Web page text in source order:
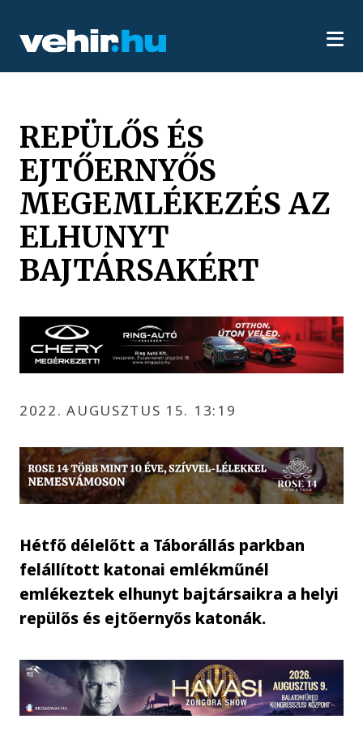
REPÜLŐS ÉS
EJTŐERNYŐS
MEGEMLÉKEZÉS AZ
ELHUNYT
BAJTÁRSAKÉRT
2022. AUGUSZTUS 15. 13:19
Hétfő délelőtt a Táborállás parkban
felállított katonai emlékműnél
emlékeztek elhunyt bajtársaikra a helyi
repülős és ejtőernyős katonák.